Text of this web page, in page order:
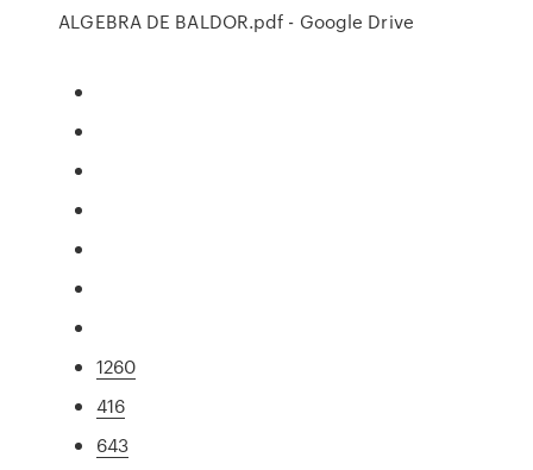
ALGEBRA DE BALDOR.pdf - Google Drive
1260
416
643